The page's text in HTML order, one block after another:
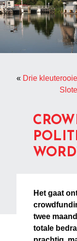
« Drie
Het gaat
twee
totale